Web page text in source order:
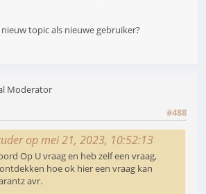
topic als nieuwe gebruiker?
Moderator
#488
op mei 21, 2023, 10:52:13
Op U vraag en heb zelf een vraag,
hoe ok hier een vraag kan
avr.